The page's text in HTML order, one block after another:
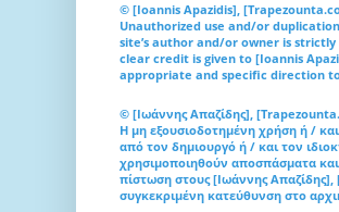
© [Ioannis Apazidis],
Unauthorized use and/or
site’s author and/or owner is
clear credit is given to [Ioannis
appropriate and specific direction
© [Ιωάννης Απαζίδης],
Η μη εξουσιοδοτημένη χρήση ή /
από τον δημιουργό ή / και τον
χρησιμοποιηθούν αποσπάσματα
πίστωση στους [Ιωάννης
συγκεκριμένη κατεύθυνση στο